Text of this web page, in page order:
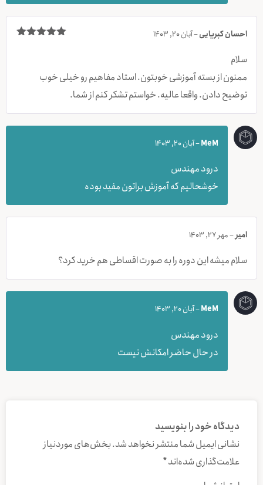
احسان کبریایی–آبان 20, 1403
سلام
ممنون از بسته آموزشی خوبتون. استاد مفاهیم رو خیلی خوب
توضیح دادن. واقعا عالیه. خواستم تشکر کنم از شما.
MeM
–آبان 20, 1403
درود مهندس
خوشحالیم که آموزش براتون مفید بوده
امیر–مهر 27, 1403
سلام میشه این دوره را به صورت اقساطی هم خرید کرد؟
MeM
–آبان 20, 1403
درود مهندس
در حال حاضر امکانش نیست
دیدگاه خود را بنویسید
نشانی ایمیل شما منتشر نخواهد شد.بخش‌های موردنیاز
علامت‌گذاری شده‌اند*